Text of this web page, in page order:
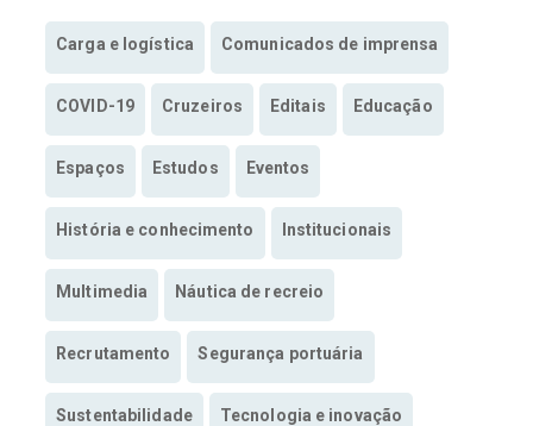
Carga e logística Comunicados de imprensa
COVID-19 Cruzeiros Editais Educação
Espaços Estudos Eventos
História e conhecimento Institucionais
Multimedia Náutica de recreio
Recrutamento Segurança portuária
Sustentabilidade Tecnologia e inovação